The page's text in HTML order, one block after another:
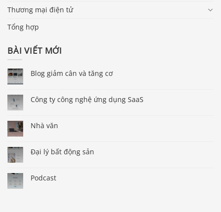
Thương mại điện tử
Tổng hợp
BÀI VIẾT MỚI
Blog giảm cân và tăng cơ
Công ty công nghệ ứng dụng SaaS
Nhà văn
Đại lý bất động sản
Podcast